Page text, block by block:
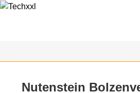
Nutenstein